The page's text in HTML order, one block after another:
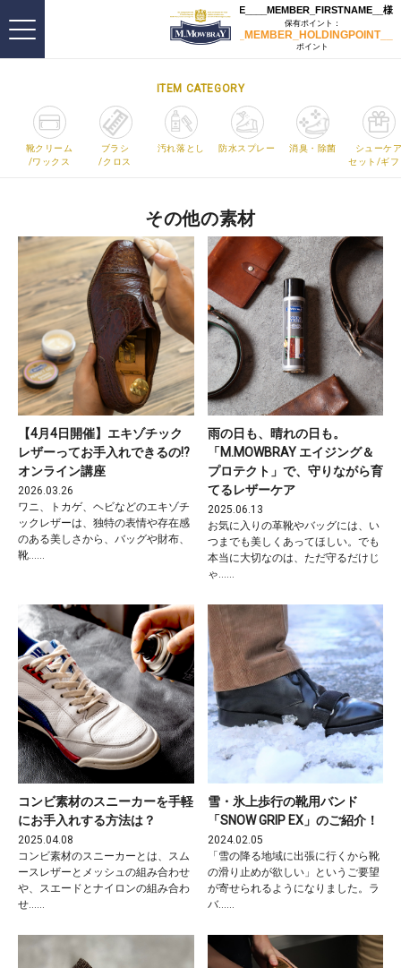
ITEM CATEGORY
靴クリーム
/ワックス
ブラシ
/クロス
汚れ落とし 防水スプレー 消臭・除菌
シューケ
セット/ギフ
その他の素材
【4月4日開催】エキゾチック
レザーってお手入れできるの!?
オンライン講座
2026.03.26
ワニ、トカゲ、ヘビなどのエキゾチ
ックレザーは、独特の表情や存在感
のある美しさから、バッグや財布、
靴……
雨の日も、晴れの日も。
「M.MOWBRAY エイジング＆
プロテクト」で、守りながら育
てるレザーケア
2025.06.13
お気に入りの革靴やバッグには、い
つまでも美しくあってほしい。でも
本当に大切なのは、ただ守るだけじ
ゃ……
コンビ素材のスニーカーを手軽
にお手入れする方法は？
2025.04.08
コンビ素材のスニーカーとは、スム
ースレザーとメッシュの組み合わせ
や、スエードとナイロンの組み合わ
せ……
雪・氷上歩行の靴用バンド
「SNOW GRIP EX」のご紹介！
2024.02.05
「雪の降る地域に出張に行くから靴
の滑り止めが欲しい」というご要望
が寄せられるようになりました。ラ
バ……